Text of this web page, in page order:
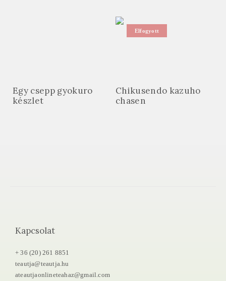
Egy csepp gyokuro
készlet
Elfogyott
Chikusendo kazuho
chasen
Kapcsolat
+ 36 (20) 261 8851
teautja@teautja.hu
ateautjaonlineteahaz@gmail.com